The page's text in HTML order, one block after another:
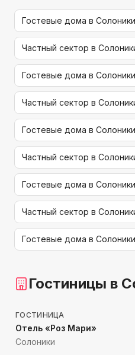
Гостевые дома в Солоники
Частный сектор в
Гостевые дома в
Частный сектор в
Гостевые дома в
Частный сектор в
Гостевые дома в
Частный сектор в
Гостевые дома в
Гостиницы в
1468м до моря
ГОСТИНИЦА
Отель «Роз Мари»
Солоники